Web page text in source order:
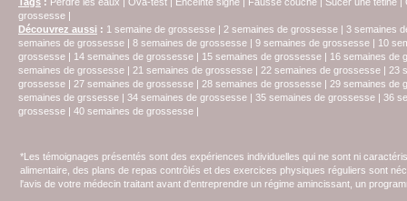
grossesse |
Découvrez aussi : 1 semaine de grossesse | 2 semaines de grossesse | 3 semaines
semaines de grossesse | 8 semaines de grossesse | 9 semaines de grossesse | 10
grossesse | 14 semaines de grossesse | 15 semaines de grossesse | 16 semaines de
semaines de grossesse | 21 semaines de grossesse | 22 semaines de grossesse | 23
grossesse | 27 semaines de grossesse | 28 semaines de grossesse | 29 semaines de
semaines de grssesse | 34 semaines de grossesse | 35 semaines de grossesse | 36
grossesse | 40 semaines de grossesse |
*Les témoignages présentés sont des expériences individuelles qui ne sont ni
alimentaire, des plans de repas contrôlés et des exercices physiques réguliers sont
l'avis de votre médecin traitant avant d'entreprendre un régime amincissant, un